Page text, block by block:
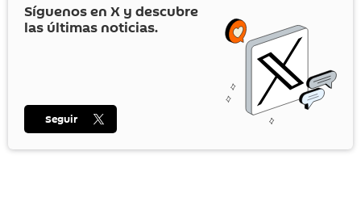
Síguenos en X y descubre
las últimas noticias.
Seguir